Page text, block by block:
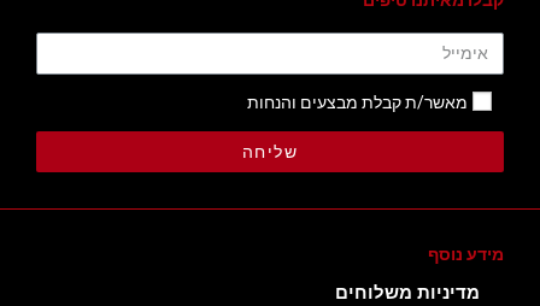
מאשר/ת קבלת מבצעים והנחות
שליחה
מידע נוסף
מדיניות משלוחים